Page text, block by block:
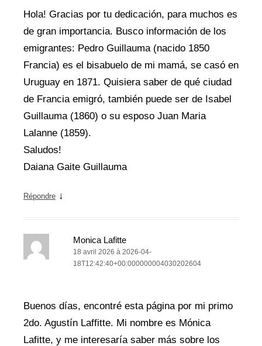
Hola! Gracias por tu dedicación, para muchos es
de gran importancia. Busco información de los
emigrantes: Pedro Guillauma (nacido 1850
Francia) es el bisabuelo de mi mamá, se casó en
Uruguay en 1871. Quisiera saber de qué ciudad
de Francia emigró, también puede ser de Isabel
Guillauma (1860) o su esposo Juan Maria
Lalanne (1859).
Saludos!
Daiana Gaite Guillauma
Répondre ↓
Monica Lafitte
18 avril 2026 à 2026-04-
18T12:42:40+00:000000004030202604
Buenos días, encontré esta página por mi primo
2do. Agustín Laffitte. Mi nombre es Mónica
Lafitte, y me interesaría saber más sobre los